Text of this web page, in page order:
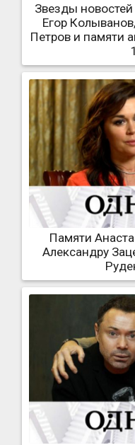
Звезды
Егор
Петров и памяти
Памяти
Александру